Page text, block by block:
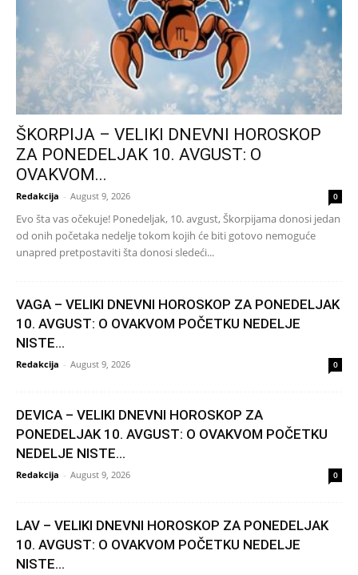
ŠKORPIJA – VELIKI DNEVNI HOROSKOP
ZA PONEDELJAK 10. AVGUST: O
OVAKVOM...
Redakcija - August 9, 2026 0
Evo šta vas očekuje! Ponedeljak, 10. avgust, Škorpijama donosi jedan
od onih početaka nedelje tokom kojih će biti gotovo nemoguće
unapred pretpostaviti šta donosi sledeći...
VAGA – VELIKI DNEVNI HOROSKOP ZA PONEDELJAK
10. AVGUST: O OVAKVOM POČETKU NEDELJE
NISTE...
Redakcija - August 9, 2026 0
DEVICA – VELIKI DNEVNI HOROSKOP ZA
PONEDELJAK 10. AVGUST: O OVAKVOM POČETKU
NEDELJE NISTE...
Redakcija - August 9, 2026 0
LAV – VELIKI DNEVNI HOROSKOP ZA PONEDELJAK
10. AVGUST: O OVAKVOM POČETKU NEDELJE
NISTE...